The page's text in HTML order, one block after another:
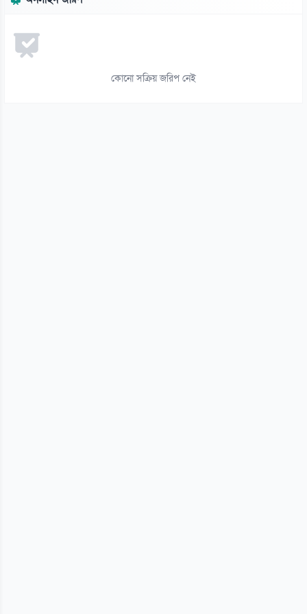
১৪
জামিনে থাকা তনু হত্যার আসামি হাফিজুরকে আত্মসমর্পণের নির্দেশ
কোনো সক্রিয় জরিপ নেই